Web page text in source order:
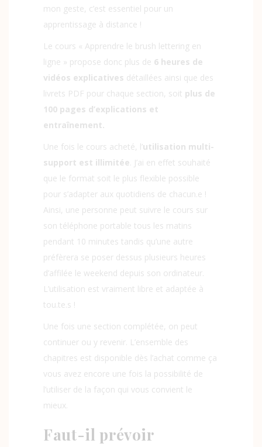
mon geste, c’est essentiel pour un
apprentissage à distance !
Le cours « Apprendre le brush lettering en
ligne » propose donc plus de 6 heures de
vidéos explicatives détaillées ainsi que des
livrets PDF pour chaque section, soit plus de
100 pages d’explications et
entraînement.
Une fois le cours acheté, l’utilisation multi-
support est illimitée . J’ai en effet souhaité
que le format soit le plus flexible possible
pour s’adapter aux quotidiens de chacun.e !
Ainsi, une personne peut suivre le cours sur
son téléphone portable tous les matins
pendant 10 minutes tandis qu’une autre
préfèrera se poser dessus plusieurs heures
d’affilée le weekend depuis son ordinateur.
L’utilisation est vraiment libre et adaptée à
tou.te.s !
Une fois une section complétée, on peut
continuer ou y revenir. L’ensemble des
chapitres est disponible dès l’achat comme ça
vous avez encore une fois la possibilité de
l’utiliser de la façon qui vous convient le
mieux.
Faut-il prévoir